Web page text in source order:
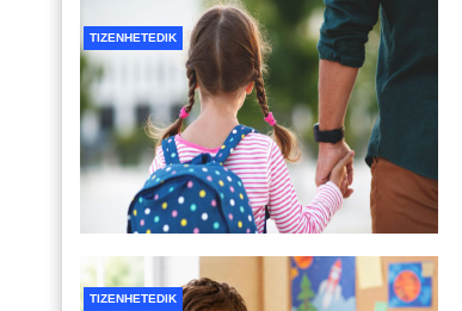
TIZENHETEDIK
TIZENHETEDIK